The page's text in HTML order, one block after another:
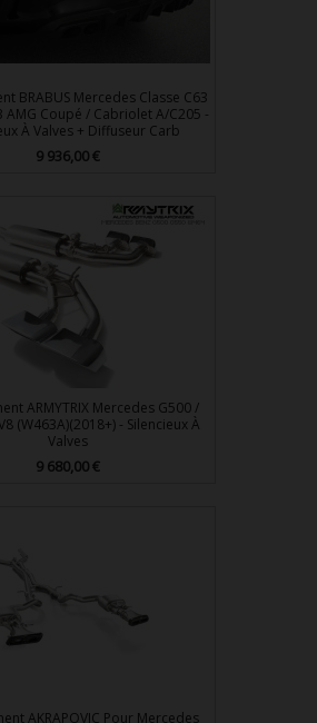
BRABUS Mercedes Classe C63
AMG Coupé / Cabriolet A/C205 -
À Valves + Diffuseur Carb
Prix
9 936,00 €
ARMYTRIX Mercedes G500 /
(W463A)(2018+) - Silencieux À
Valves
Prix
9 680,00 €
AKRAPOVIC Pour Mercedes